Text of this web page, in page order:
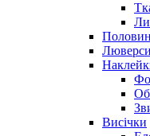
Люверси
Висічки